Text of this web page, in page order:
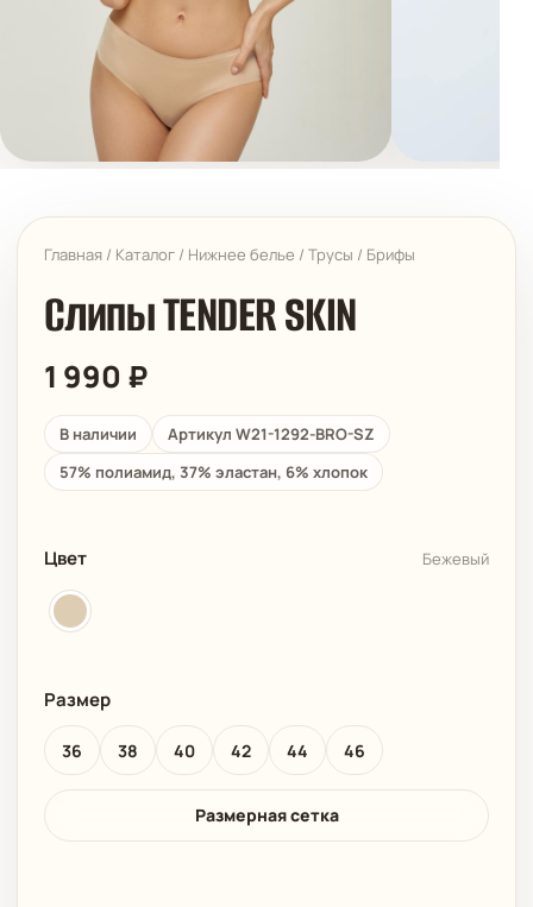
Главная / Каталог / Нижнее белье / Трусы / Брифы
Слипы TENDER SKIN
1 990 ₽
В наличии
Артикул W21-1292-BRO-SZ
57% полиамид, 37% эластан, 6% хлопок
Цвет Бежевый
Размер
36 38 40 42 44 46
Размерная сетка